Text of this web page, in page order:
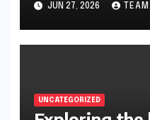
JUN 27, 2026
UNCATEGORIZED